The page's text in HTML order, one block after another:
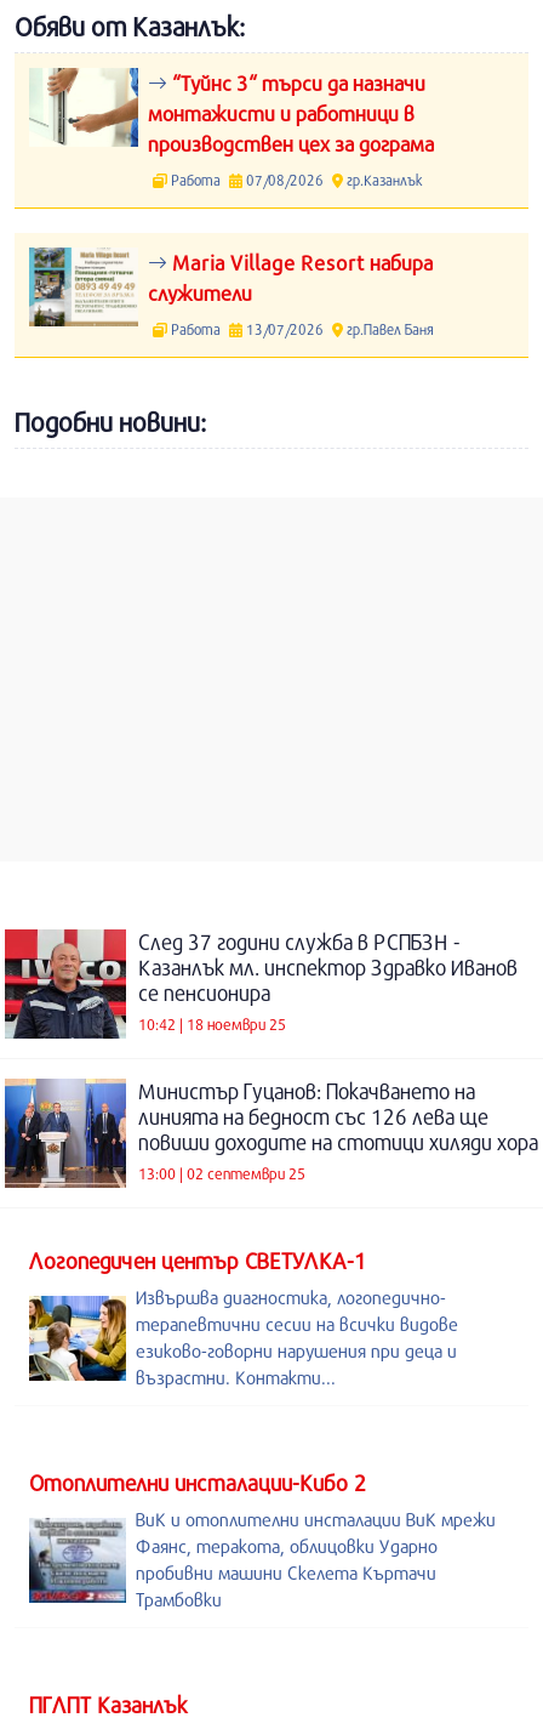
Обяви от Казанлък:
“Туйнс 3“ търси да назначи
монтажисти и работници в
производствен цех за дограма
Работа 07/08/2026 гр.Казанлък
Maria Village Resort набира
служители
Работа 13/07/2026 гр.Павел Баня
Подобни новини:
След 37 години служба в РСПБЗН -
Казанлък мл. инспектор Здравко Иванов
се пенсионира
10:42 | 18 ноември 25
Министър Гуцанов: Покачването на
линията на бедност със 126 лева ще
повиши доходите на стотици хиляди хора
13:00 | 02 септември 25
Логопедичен център СВЕТУЛКА-1
Извършва диагностика, логопедично-
терапевтични сесии на всички видове
езиково-говорни нарушения при деца и
възрастни. Контакти...
Отоплителни инсталации-Кибо 2
ВиК и отоплителни инсталации ВиК мрежи
Фаянс, теракота, облицовки Ударно
пробивни машини Скелета Къртачи
Трамбовки
ПГЛПТ Казанлък